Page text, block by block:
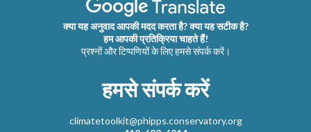
क्या यह अनुवाद आपकी मदद करता है? क्या यह सटीक है?
हम आपकी प्रतिक्रिया चाहते हैं!
प्रश्नों और टिप्पणियों के लिए हमसे संपर्क करें।
हमसे संपर्क करें
climatetoolkit@phipps.conservatory.org